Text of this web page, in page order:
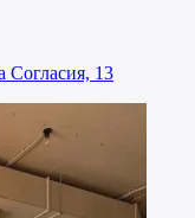
Согласия, 13